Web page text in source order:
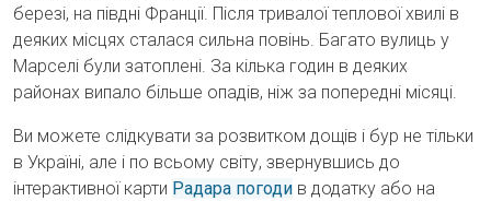
березі, на півдні Франції. Після тривалої теплової хвилі в
деяких місцях сталася сильна повінь. Багато вулиць у
Марселі були затоплені. За кілька годин в деяких
районах випало більше опадів, ніж за попередні місяці.
Ви можете слідкувати за розвитком дощів і бур не тільки
в Україні, але і по всьому світу, звернувшись до
інтерактивної карти Радара погоди в додатку або на